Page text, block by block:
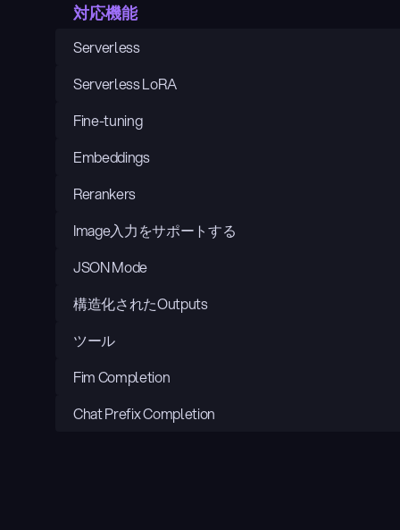
対応機能
Serverless
Serverless LoRA
Fine-tuning
Embeddings
Rerankers
Image入力をサポートする
JSON Mode
構造化されたOutputs
ツール
Fim Completion
Chat Prefix Completion